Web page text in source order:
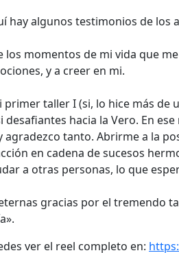
hay algunos testimonios de los
los momentos de mi vida que
y a creer en mi.
primer taller I (si, lo hice más de
desafiantes hacia la Vero. En
agradezco tanto. Abrirme a la
en cadena de sucesos
a otras personas, lo que
gracias por el tremendo
ver el reel completo en: